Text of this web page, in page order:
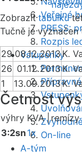
Veřejné
PRESS:
Rozpis
Vstupenky
On-line
A-tým
Zobrazittabulku
Tučně je vyznačen
29 08.12.2013K.
26 01.12.2013K.
1
13.09.2013K.
Četnost
výhry KVA | remízy
3:2sn1x